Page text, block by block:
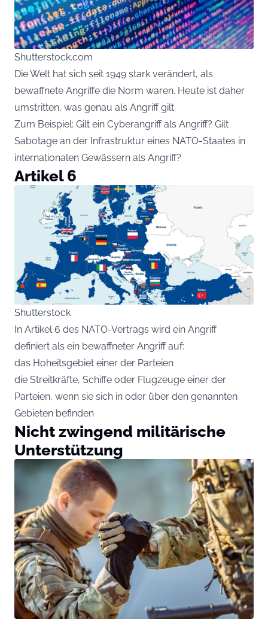
Shutterstock.com
Die Welt hat sich seit 1949 stark verändert, als
bewaffnete Angriffe die Norm waren. Heute ist daher
umstritten, was genau als Angriff gilt.
Zum Beispiel: Gilt ein Cyberangriff als Angriff? Gilt
Sabotage an der Infrastruktur eines NATO-Staates in
internationalen Gewässern als Angriff?
Artikel 6
Shutterstock
In Artikel 6 des NATO-Vertrags wird ein Angriff
definiert als ein bewaffneter Angriff auf:
das Hoheitsgebiet einer der Parteien
die Streitkräfte, Schiffe oder Flugzeuge einer der
Parteien, wenn sie sich in oder über den genannten
Gebieten befinden
Nicht zwingend militärische
Unterstützung